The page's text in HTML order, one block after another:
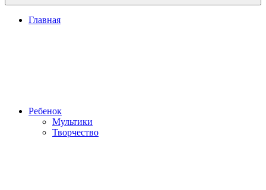
Главная
Ребенок
Мультики
Творчество